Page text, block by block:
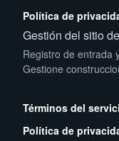
Política de
Gestión del sitio
Registro de entrada
Gestione
Términos del
Política de